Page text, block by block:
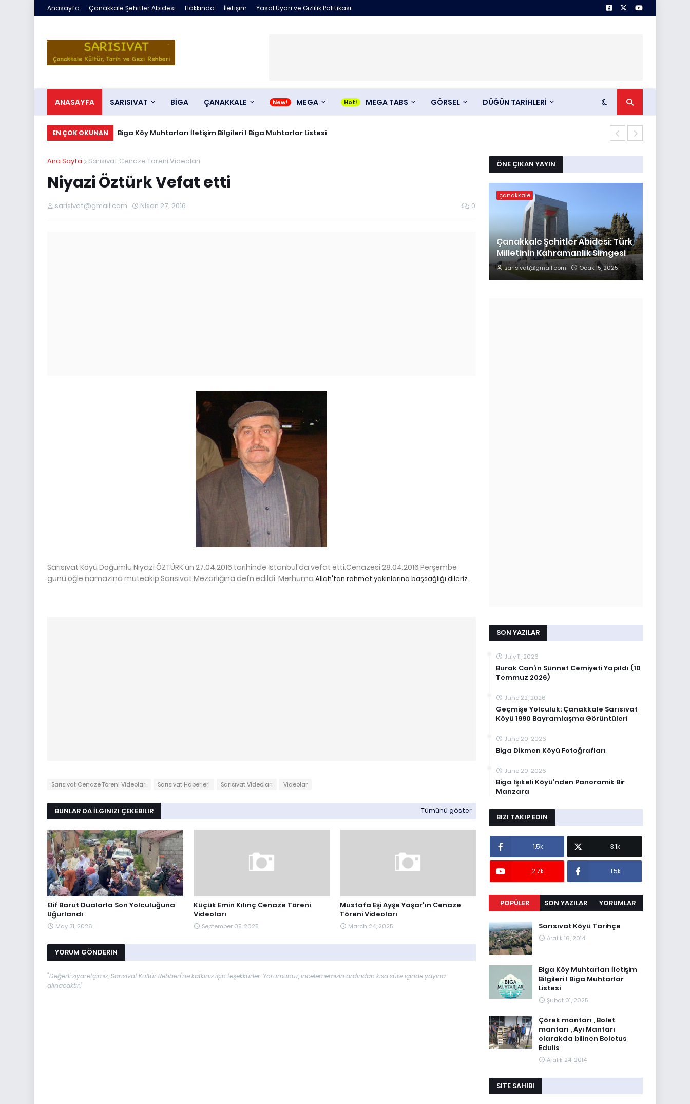
Anasayfa Çanakkale Şehitler Abidesi Hakkında İletişim Yasal Uyarı ve Gizlilik Politikası
ANASAYFA SARISIVAT BİGA ÇANAKKALE MEGA MEGA TABS GÖRSEL DÜĞÜN TARİHLERİ
EN ÇOK OKUNAN Biga Köy Muhtarları İletişim Bilgileri I Biga Muhtarlar Listesi
Ana Sayfa Sarısıvat Cenaze Töreni Videoları
Niyazi Öztürk Vefat etti
sarisivat@gmail.com Nisan 27, 2016 0
Sarısıvat Köyü Doğumlu Niyazi ÖZTÜRK'ün 27.04.2016 tarihinde İstanbul'da vefat etti.Cenazesi 28.04.2016 Perşembe
günü öğle namazına müteakip Sarısıvat Mezarlığına defn edildi. Merhuma Allah'tan rahmet yakınlarına başsağlığı dileriz.
Sarısıvat Cenaze Töreni Videoları Sarısıvat Haberleri Sarısıvat Videoları Videolar
BUNLAR DA İLGINIZI ÇEKEBILIR Tümünü göster
Elif Barut Dualarla Son Yolculuğuna
Uğurlandı
May 31, 2026
Küçük Emin Kılınç Cenaze Töreni
Videoları
September 05, 2025
Mustafa Eşi Ayşe Yaşar'ın Cenaze
Töreni Videoları
March 24, 2025
YORUM GÖNDERIN
"Değerli ziyaretçimiz; Sarısıvat Kültür Rehberi'ne katkınız için teşekkürler. Yorumunuz, incelememizin ardından kısa süre içinde yayına
alınacaktır."
ÖNE ÇIKAN YAYIN
çanakkale
Çanakkale Şehitler Abidesi: Türk
Milletinin Kahramanlık Simgesi
sarisivat@gmail.com Ocak 15, 2025
SON YAZILAR
July 11, 2026
Burak Can’ın Sünnet Cemiyeti Yapıldı (10
Temmuz 2026)
June 22, 2026
Geçmişe Yolculuk: Çanakkale Sarısıvat
Köyü 1990 Bayramlaşma Görüntüleri
June 20, 2026
Biga Dikmen Köyü Fotoğrafları
June 20, 2026
Biga Işıkeli Köyü’nden Panoramik Bir
Manzara
BIZI TAKIP EDIN
1.5k 3.1k
2.7k 1.5k
POPÜLER SON YAZILAR YORUMLAR
Sarısıvat Köyü Tarihçe
Aralık 16, 2014
Biga Köy Muhtarları İletişim
Bilgileri I Biga Muhtarlar
Listesi
Şubat 01, 2025
Çörek mantarı , Bolet
mantarı , Ayı Mantarı
olarakda bilinen Boletus
Edulis
Aralık 24, 2014
SITE SAHIBI